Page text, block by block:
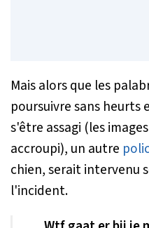
Mais alors que les
poursuivre sans heurts
s'être assagi (les
accroupi), un autre
chien, serait intervenu
l'incident.